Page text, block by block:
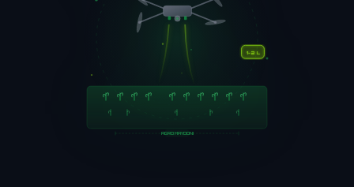
AGRO MAYDONI